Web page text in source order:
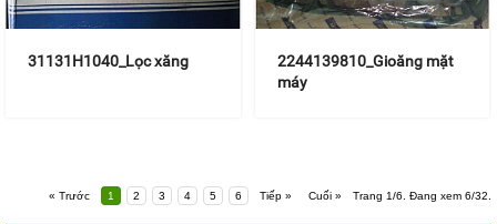
31131H1040_Lọc xăng
2244139810_Gioăng mặt
máy
« Trước 1 2 3 4 5 6 Tiếp » Cuối » Trang 1/6. Đang xem 6/32.